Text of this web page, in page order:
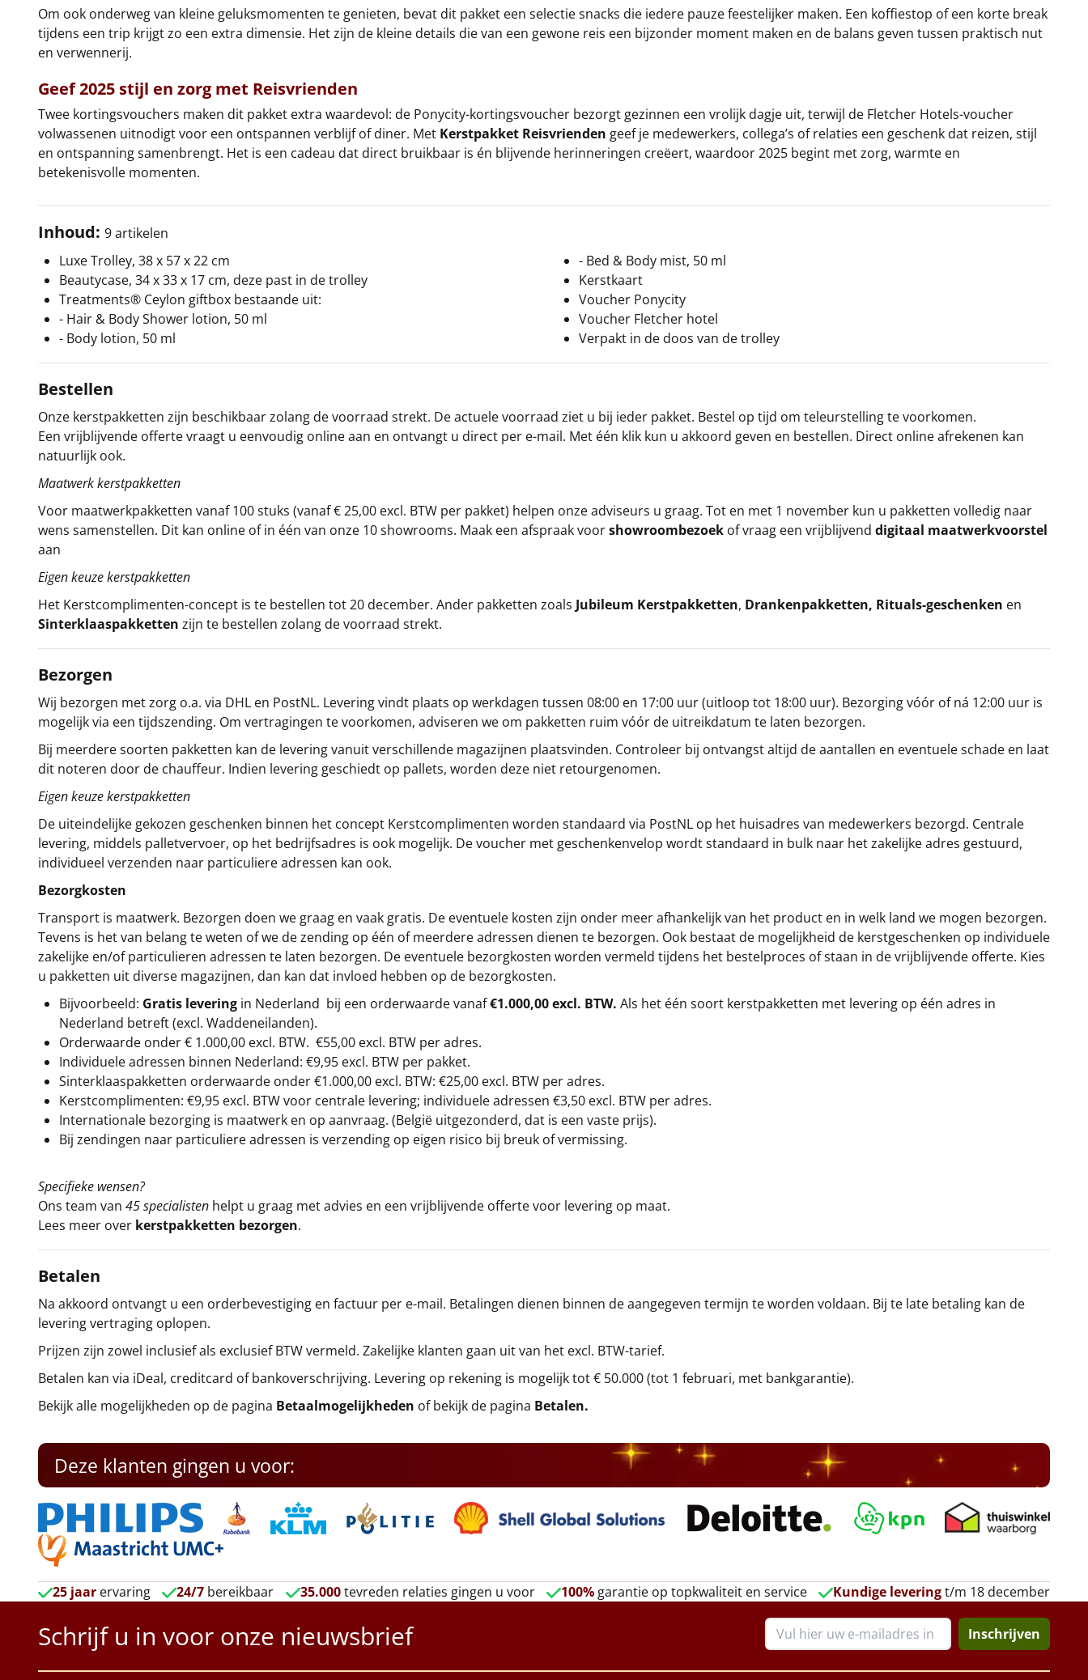
Om ook onderweg van kleine geluksmomenten te genieten, bevat dit pakket een selectie snacks die iedere pauze feestelijker maken. Een koffiestop of een korte break
tijdens een trip krijgt zo een extra dimensie. Het zijn de kleine details die van een gewone reis een bijzonder moment maken en de balans geven tussen praktisch nut
en verwennerij.
Geef 2025 stijl en zorg met Reisvrienden
Twee kortingsvouchers maken dit pakket extra waardevol: de Ponycity-kortingsvoucher bezorgt gezinnen een vrolijk dagje uit, terwijl de Fletcher Hotels-voucher
volwassenen uitnodigt voor een ontspannen verblijf of diner. Met Kerstpakket Reisvrienden geef je medewerkers, collega’s of relaties een geschenk dat reizen, stijl
en ontspanning samenbrengt. Het is een cadeau dat direct bruikbaar is én blijvende herinneringen creëert, waardoor 2025 begint met zorg, warmte en
betekenisvolle momenten.
Inhoud: 9 artikelen
Luxe Trolley, 38 x 57 x 22 cm
Beautycase, 34 x 33 x 17 cm, deze past in de trolley
Treatments® Ceylon giftbox bestaande uit:
- Hair & Body Shower lotion, 50 ml
- Body lotion, 50 ml
- Bed & Body mist, 50 ml
Kerstkaart
Voucher Ponycity
Voucher Fletcher hotel
Verpakt in de doos van de trolley
Bestellen
Onze kerstpakketten zijn beschikbaar zolang de voorraad strekt. De actuele voorraad ziet u bij ieder pakket. Bestel op tijd om teleurstelling te voorkomen.
Een vrijblijvende offerte vraagt u eenvoudig online aan en ontvangt u direct per e-mail. Met één klik kun u akkoord geven en bestellen. Direct online afrekenen kan
natuurlijk ook.
Maatwerk kerstpakketten
Voor maatwerkpakketten vanaf 100 stuks (vanaf € 25,00 excl. BTW per pakket) helpen onze adviseurs u graag. Tot en met 1 november kun u pakketten volledig naar
wens samenstellen. Dit kan online of in één van onze 10 showrooms. Maak een afspraak voorshowroombezoek of vraag een vrijblijvend digitaal maatwerkvoorstel
aan
Eigen keuze kerstpakketten
Het Kerstcomplimenten-concept is te bestellen tot 20 december. Ander pakketten zoals Jubileum Kerstpakketten, Drankenpakketten, Rituals-geschenken en
Sinterklaaspakketten zijn te bestellen zolang de voorraad strekt.
Bezorgen
Wij bezorgen met zorg o.a. via DHL en PostNL. Levering vindt plaats op werkdagen tussen 08:00 en 17:00 uur (uitloop tot 18:00 uur). Bezorging vóór of ná 12:00 uur is
mogelijk via een tijdszending. Om vertragingen te voorkomen, adviseren we om pakketten ruim vóór de uitreikdatum te laten bezorgen.
Bij meerdere soorten pakketten kan de levering vanuit verschillende magazijnen plaatsvinden. Controleer bij ontvangst altijd de aantallen en eventuele schade en laat
dit noteren door de chauffeur. Indien levering geschiedt op pallets, worden deze niet retourgenomen.
Eigen keuze kerstpakketten
De uiteindelijke gekozen geschenken binnen het concept Kerstcomplimenten worden standaard via PostNL op het huisadres van medewerkers bezorgd. Centrale
levering, middels palletvervoer, op het bedrijfsadres is ook mogelijk. De voucher met geschenkenvelop wordt standaard in bulk naar het zakelijke adres gestuurd,
individueel verzenden naar particuliere adressen kan ook.
Bezorgkosten
Transport is maatwerk. Bezorgen doen we graag en vaak gratis. De eventuele kosten zijn onder meer afhankelijk van het product en in welk land we mogen bezorgen.
Tevens is het van belang te weten of we de zending op één of meerdere adressen dienen te bezorgen. Ook bestaat de mogelijkheid de kerstgeschenken op individuele
zakelijke en/of particulieren adressen te laten bezorgen. De eventuele bezorgkosten worden vermeld tijdens het bestelproces of staan in de vrijblijvende offerte. Kies
u pakketten uit diverse magazijnen, dan kan dat invloed hebben op de bezorgkosten.
Bijvoorbeeld: Gratis levering in Nederland bij een orderwaarde vanaf€1.000,00 excl. BTW. Als het één soort kerstpakketten met levering op één adres in
Nederland betreft (excl. Waddeneilanden).
Orderwaarde onder € 1.000,00 excl. BTW. €55,00 excl. BTW per adres.
Individuele adressen binnen Nederland: €9,95 excl. BTW per pakket.
Sinterklaaspakketten orderwaarde onder €1.000,00 excl. BTW: €25,00 excl. BTW per adres.
Kerstcomplimenten: €9,95 excl. BTW voor centrale levering; individuele adressen €3,50 excl. BTW per adres.
Internationale bezorging is maatwerk en op aanvraag. (België uitgezonderd, dat is een vaste prijs).
Bij zendingen naar particuliere adressen is verzending op eigen risico bij breuk of vermissing.
Specifieke wensen?
Ons team van 45 specialisten helpt u graag met advies en een vrijblijvende offerte voor levering op maat.
Lees meer over kerstpakketten bezorgen.
Betalen
Na akkoord ontvangt u een orderbevestiging en factuur per e-mail. Betalingen dienen binnen de aangegeven termijn te worden voldaan. Bij te late betaling kan de
levering vertraging oplopen.
Prijzen zijn zowel inclusief als exclusief BTW vermeld. Zakelijke klanten gaan uit van het excl. BTW-tarief.
Betalen kan via iDeal, creditcard of bankoverschrijving. Levering op rekening is mogelijk tot € 50.000 (tot 1 februari, met bankgarantie).
Bekijk alle mogelijkheden op de pagina Betaalmogelijkheden of bekijk de pagina Betalen.
Deze klanten gingen u voor:
25 jaar ervaring 24/7 bereikbaar 35.000tevreden relaties gingen u voor 100%garantie op topkwaliteit en service Kundige leveringt/m 18 december
Schrijf u in voor onze nieuwsbrief Inschrijven